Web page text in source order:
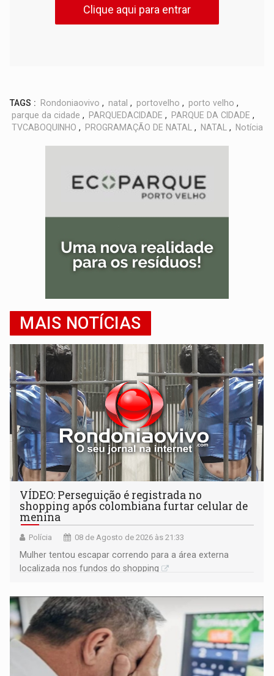
Clique aqui para entrar
TAGS : Rondoniaovivo , natal , portovelho , porto velho ,
parque da cidade , PARQUEDACIDADE , PARQUE DA CIDADE ,
TVCABOQUINHO , PROGRAMAÇÃO DE NATAL , NATAL , Notícia
MAIS NOTÍCIAS
VÍDEO: Perseguição é registrada no
shopping após colombiana furtar celular de
menina
Polícia 08 de Agosto de 2026 às 21:33
Mulher tentou escapar correndo para a área externa
localizada nos fundos do shopping